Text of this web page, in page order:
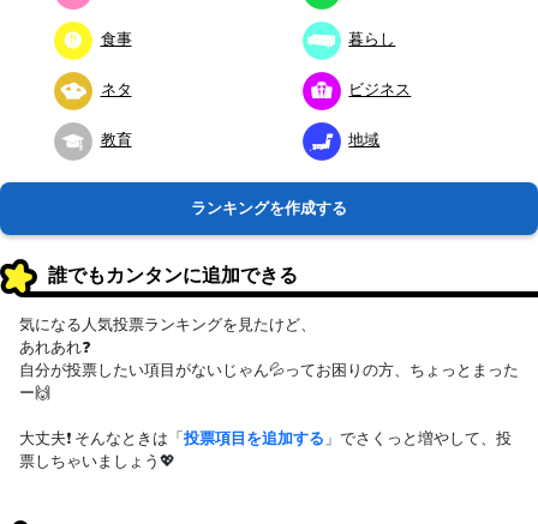
食事 暮らし
ネタ ビジネス
教育 地域
ランキングを作成する
誰でもカンタンに追加できる
気になる人気投票ランキングを見たけど、
あれあれ❓
自分が投票したい項目がないじゃん💦ってお困りの方、ちょっとまった
ー🙌
大丈夫❗ そんなときは「投票項目を追加する 」でさくっと増やして、投
票しちゃいましょう💖